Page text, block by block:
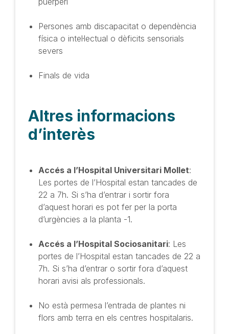
Persones amb discapacitat o dependència
física o intel·lectual o dèficits sensorials
severs
Finals de vida
Altres informacions
d’interès
Accés a l’Hospital Universitari Mollet:
Les portes de l’Hospital estan tancades de
22 a 7h. Si s’ha d’entrar i sortir fora
d’aquest horari es pot fer per la porta
d’urgències a la planta -1.
Accés a l’Hospital Sociosanitari: Les
portes de l’Hospital estan tancades de 22 a
7h. Si s’ha d’entrar o sortir fora d’aquest
horari avisi als professionals.
No està permesa l’entrada de plantes ni
flors amb terra en els centres hospitalaris.